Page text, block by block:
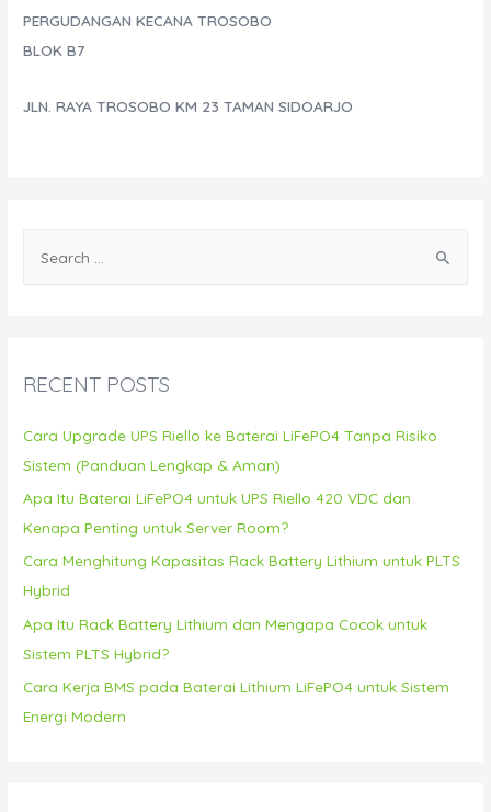
PERGUDANGAN KECANA TROSOBO
BLOK B7
JLN. RAYA TROSOBO KM 23 TAMAN SIDOARJO
h
:
RECENT POSTS
Cara Upgrade UPS Riello ke Baterai LiFePO4 Tanpa Risiko
Sistem (Panduan Lengkap & Aman)
Apa Itu Baterai LiFePO4 untuk UPS Riello 420 VDC dan
Kenapa Penting untuk Server Room?
Cara Menghitung Kapasitas Rack Battery Lithium untuk PLTS
Hybrid
Apa Itu Rack Battery Lithium dan Mengapa Cocok untuk
Sistem PLTS Hybrid?
Cara Kerja BMS pada Baterai Lithium LiFePO4 untuk Sistem
Energi Modern